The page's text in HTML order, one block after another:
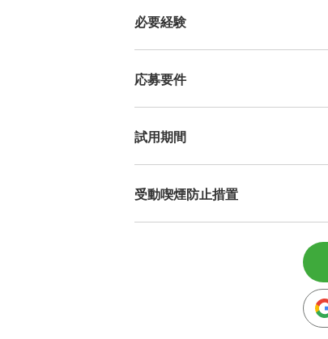
必要経験
応募要件
試用期間
受動喫煙防止措置